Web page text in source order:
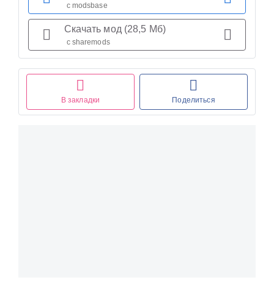
В закладки Поделиться
с modsbase
Скачать мод (28,5 Мб)
с sharemods